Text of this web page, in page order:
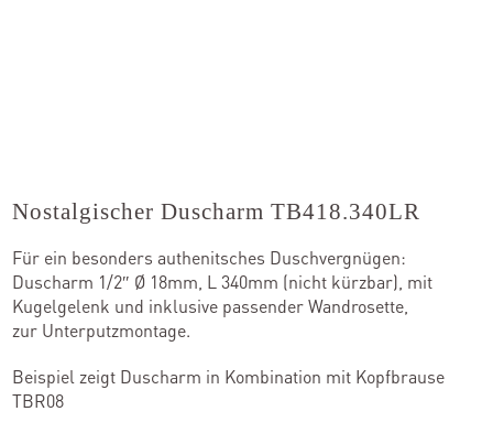
Kontakt
Kataloge
Team
Nostalgischer Duscharm TB418.340LR
Für ein besonders authenitsches Duschvergnügen:
Duscharm 1/2″ Ø 18mm, L 340mm (nicht kürzbar), mit
Kugelgelenk und inklusive passender Wandrosette,
zur Unterputzmontage.
Beispiel zeigt Duscharm in Kombination mit Kopfbrause
TBR08